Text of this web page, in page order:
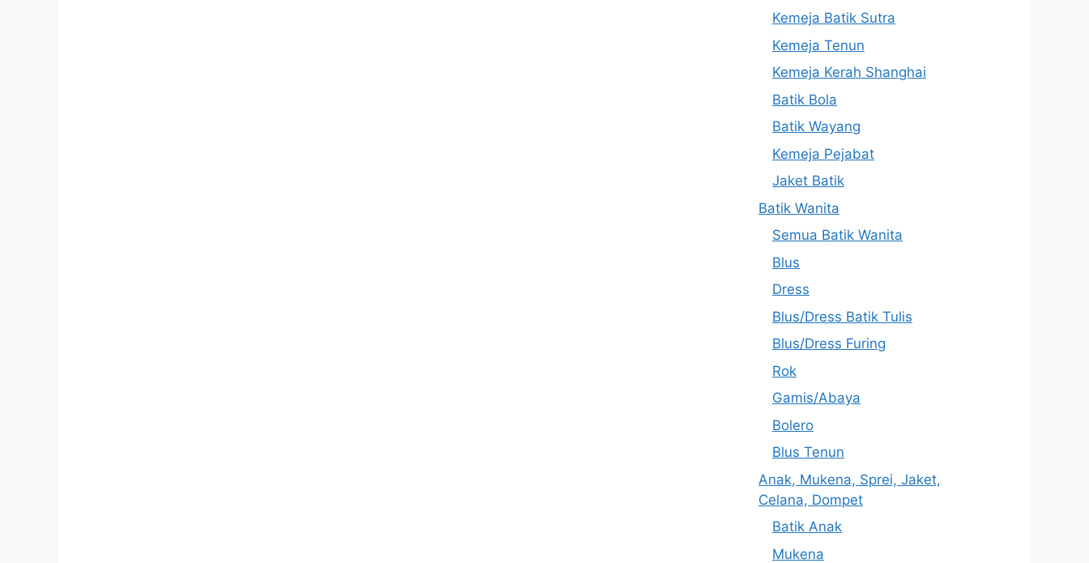
Kemeja Batik Sutra
Kemeja Tenun
Kemeja Kerah Shanghai
Batik Bola
Batik Wayang
Kemeja Pejabat
Jaket Batik
Batik Wanita
Semua Batik Wanita
Blus
Dress
Blus/Dress Batik Tulis
Blus/Dress Furing
Rok
Gamis/Abaya
Bolero
Blus Tenun
Anak, Mukena, Sprei, Jaket,
Celana, Dompet
Batik Anak
Mukena